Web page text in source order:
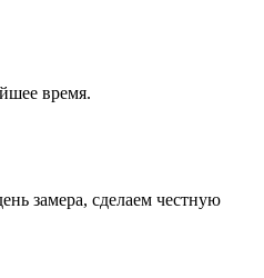
время.
замера, сделаем честную